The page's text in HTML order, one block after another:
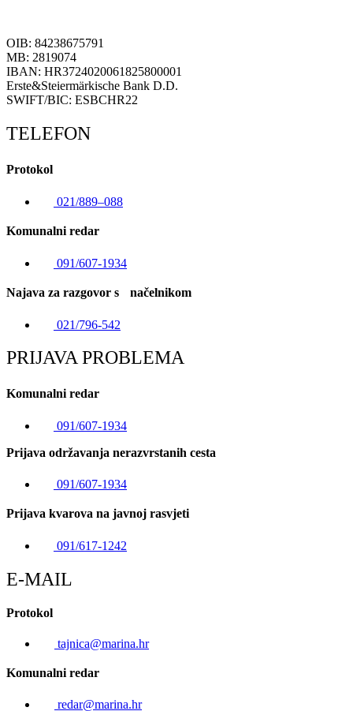
OIB: 84238675791
MB: 2819074
IBAN: HR3724020061825800001
Erste&Steiermärkische Bank D.D.
SWIFT/BIC: ESBCHR22
TELEFON
Protokol
021/889–088
Komunalni redar
091/607-1934
Najava za razgovor s načelnikom
021/796-542
PRIJAVA PROBLEMA
Komunalni redar
091/607-1934
Prijava održavanja nerazvrstanih cesta
091/607-1934
Prijava kvarova na javnoj rasvjeti
091/617-1242
E-MAIL
Protokol
tajnica@marina.hr
Komunalni redar
redar@marina.hr